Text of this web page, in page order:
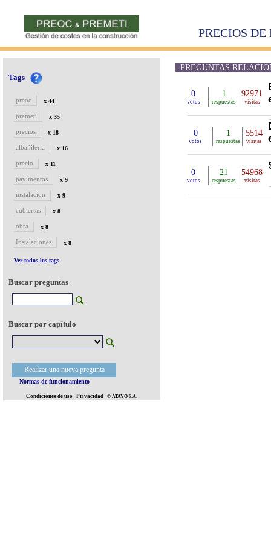
PRECIOS
Tags
preoc x 44
premeti x 35
precios x 18
albañileria x 16
precio x 11
pavimentos x 9
instalacion x 9
cubiertas x 8
obra x 8
Instalaciones x 8
Ver todos los tags
Buscar preguntas
Buscar por capítulo
Realizar una nueva pregunta
Normas de funcionamiento
Condiciones de uso Privacidad © ATAYO S.A.
PREGUNTAS
0
votos
1
respuestas
92971
visitas
0
votos
1
respuestas
5514
visitas
0
votos
21
respuestas
54968
visitas